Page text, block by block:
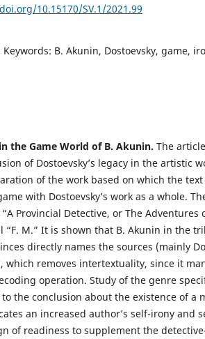
10.15170/SV.1/2021.99
Keywords: B. Akunin, Dostoevsky, game,
the Game World of B. Akunin. The
of Dostoevsky’s legacy in the artistic
of the work based on which the
with Dostoevsky’s work as a whole.
Provincial Detective, or The Adventures
“F. M.” It is shown that B. Akunin in the
directly names the sources (mainly
which removes intertextuality, since it
operation. Study of the genre
to the conclusion about the existence of a
an increased author’s self-irony and
of readiness to supplement the